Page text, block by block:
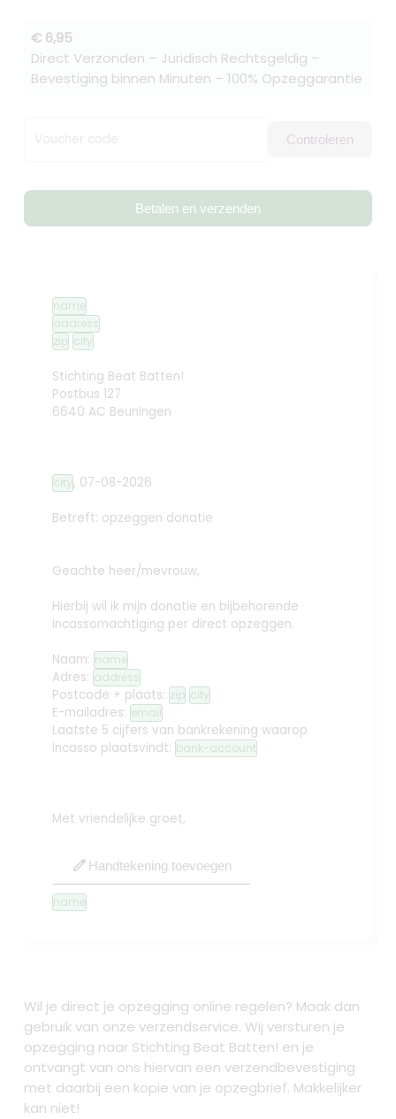
€ 6,95
Direct Verzonden – Juridisch Rechtsgeldig –
Bevestiging binnen Minuten – 100% Opzeggarantie
Voucher code Controleren
Betalen en verzenden
name
address
zip city
Stichting Beat Batten!
Postbus 127
6640 AC Beuningen
city, 07-08-2026
Betreft: opzeggen donatie
Geachte heer/mevrouw,
Hierbij wil ik mijn donatie en bijbehorende
incassomachtiging per direct opzeggen.
Naam: name
Adres: address
Postcode + plaats: zip city
E-mailadres: email
Laatste 5 cijfers van bankrekening waarop
incasso plaatsvindt: bank-account
Met vriendelijke groet,
edit Handtekening toevoegen
name
Wil je direct je opzegging online regelen? Maak dan
gebruik van onze verzendservice. Wij versturen je
opzegging naar Stichting Beat Batten! en je
ontvangt van ons hiervan een verzendbevestiging
met daarbij een kopie van je opzegbrief. Makkelijker
kan niet!